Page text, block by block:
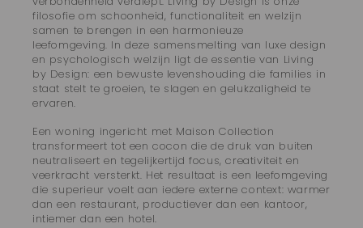
filosofie om schoonheid, functionaliteit en welzijn
samen te brengen in een harmonieuze
leefomgeving. In deze samensmelting van luxe design
en psychologisch welzijn ligt de essentie van Living
by Design: een bewuste levenshouding die families in
staat stelt te groeien, te slagen en gelukzaligheid te
ervaren.
Een woning ingericht met Maison Collection
transformeert tot een cocon die de druk van buiten
neutraliseert en tegelijkertijd focus, creativiteit en
veerkracht versterkt. Het resultaat is een leefomgeving
die superieur voelt aan iedere externe context: warmer
dan een restaurant, productiever dan een kantoor,
intiemer dan een hotel.